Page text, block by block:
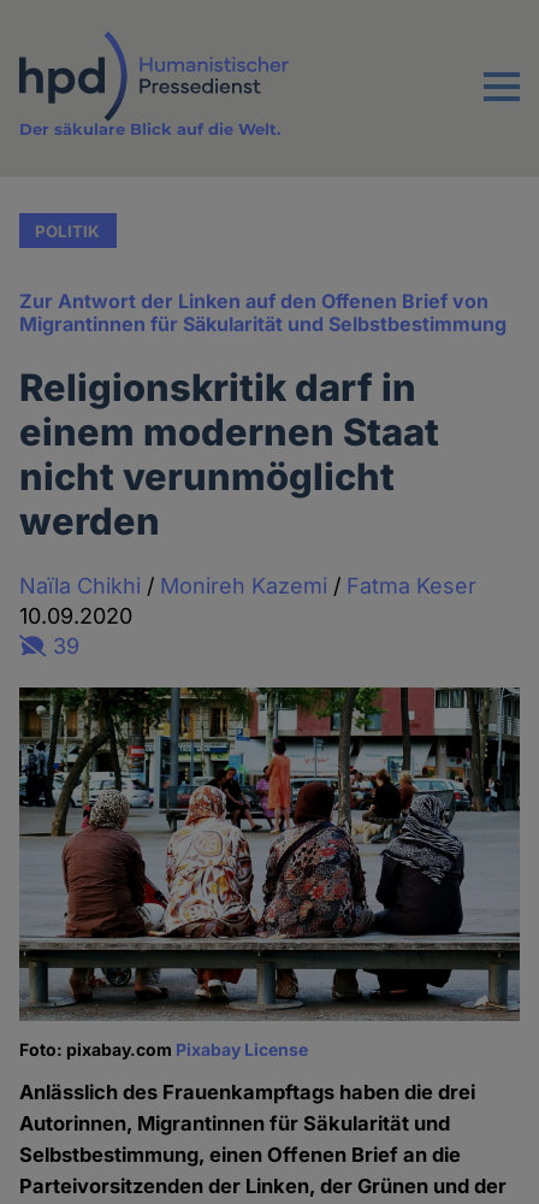
Inhalt
Menu
Der säkulare Blick auf die Welt.
POLITIK
Zur Antwort der Linken auf den Offenen Brief von
Migrantinnen für Säkularität und Selbstbestimmung
Religionskritik darf in
einem modernen Staat
nicht verunmöglicht
werden
Naïla Chikhi / Monireh Kazemi / Fatma Keser
10.09.2020
39
Foto: pixabay.com Pixabay License
Anlässlich des Frauenkampftags haben die drei
Autorinnen, Migrantinnen für Säkularität und
Selbstbestimmung, einen Offenen Brief an die
Parteivorsitzenden der Linken, der Grünen und der